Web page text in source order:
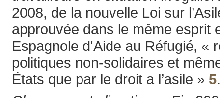
2008, de la nouvelle Loi sur
approuvée dans le même esprit
Espagnole d'Aide au Réfugié, «
politiques non-solidaires et
États que par le droit a l’asile » 5.